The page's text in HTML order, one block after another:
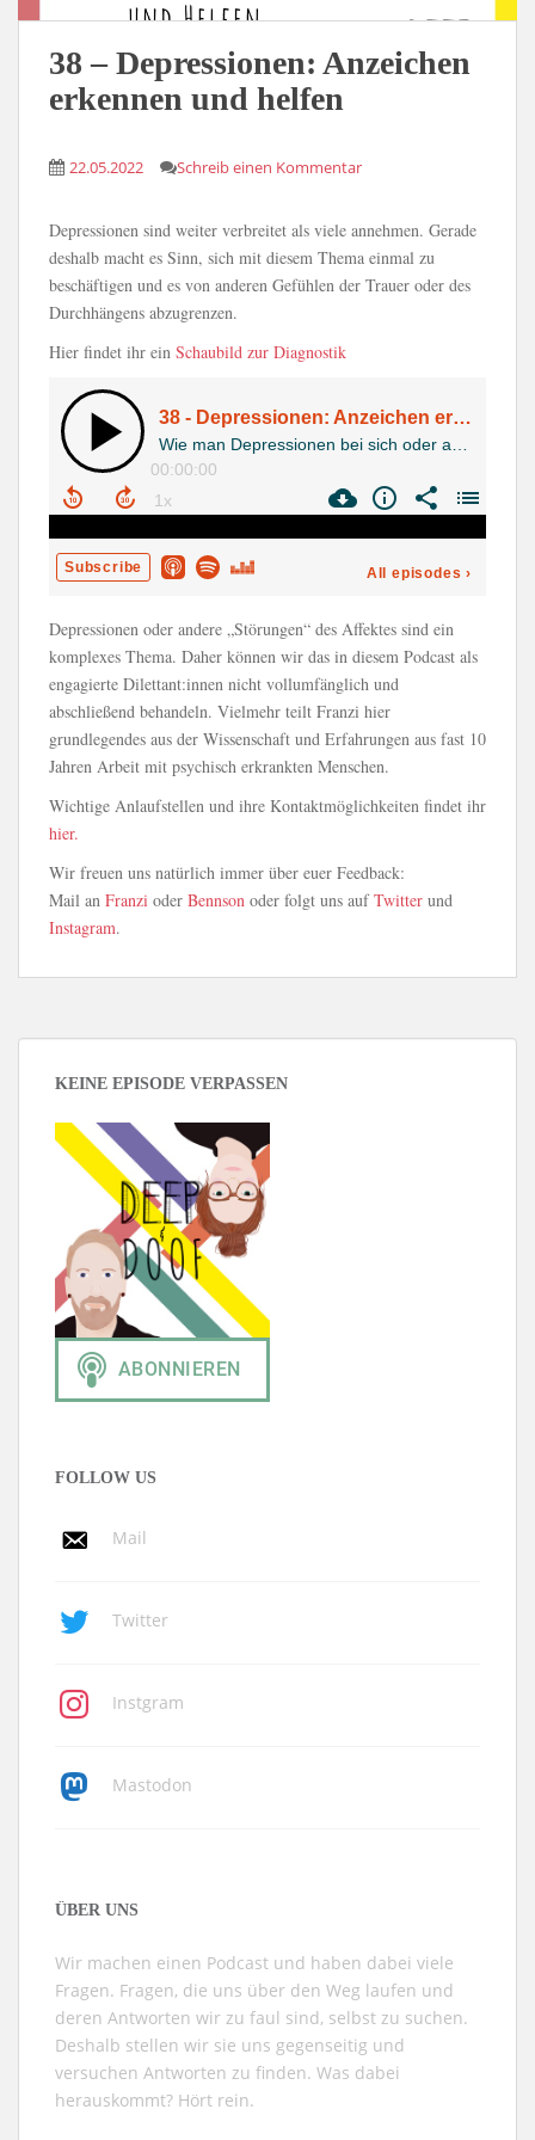
38 – Depressionen: Anzeichen
erkennen und helfen
22.05.2022 Schreib einen Kommentar
Depressionen sind weiter verbreitet als viele annehmen. Gerade
deshalb macht es Sinn, sich mit diesem Thema einmal zu
beschäftigen und es von anderen Gefühlen der Trauer oder des
Durchhängens abzugrenzen.
Hier findet ihr ein Schaubild zur Diagnostik
Depressionen oder andere „Störungen“ des Affektes sind ein
komplexes Thema. Daher können wir das in diesem Podcast als
engagierte Dilettant:innen nicht vollumfänglich und
abschließend behandeln. Vielmehr teilt Franzi hier
grundlegendes aus der Wissenschaft und Erfahrungen aus fast 10
Jahren Arbeit mit psychisch erkrankten Menschen.
Wichtige Anlaufstellen und ihre Kontaktmöglichkeiten findet ihr
hier.
Wir freuen uns natürlich immer über euer Feedback:
Mail an Franzi oder Bennson oder folgt uns aufTwitter und
Instagram.
KEINE EPISODE VERPASSEN
FOLLOW US
Mail
Twitter
Instgram
Mastodon
ÜBER UNS
Wir machen einen Podcast und haben dabei viele
Fragen. Fragen, die uns über den Weg laufen und
deren Antworten wir zu faul sind, selbst zu suchen.
Deshalb stellen wir sie uns gegenseitig und
versuchen Antworten zu finden. Was dabei
herauskommt? Hört rein.